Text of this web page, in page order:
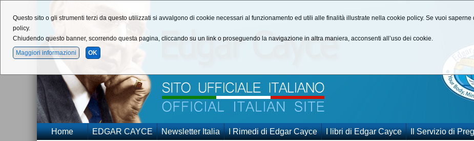
Home EDGAR CAYCE Newsletter Italia I Rimedi di Edgar Cayce I libri di Edgar Cayce Il Servizio di
Questo sito o gli strumenti terzi da questo utilizzati si avvalgono di cookie necessari al funzionamento ed utili alle finalità illustrate nella cookie policy. Se vuoi
policy.
Chiudendo questo banner, scorrendo questa pagina, cliccando su un link o proseguendo la navigazione in altra maniera, acconsenti all’uso dei cookie.
Maggiori informazioni
OK